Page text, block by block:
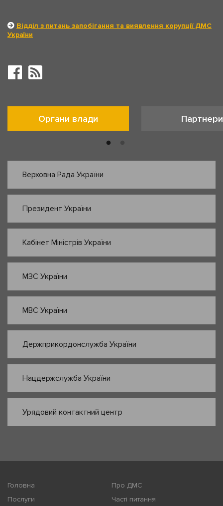
Відділ з питань запобігання та виявлення корупції ДМС
України
Органи влади Партнери
Верховна Рада України
Президент України
Кабінет Міністрів України
МЗС України
МВС України
Держприкордонслужба України
Нацдержслужба України
Урядовий контактний центр
Головна
Про ДМС
Послуги
Часті питання